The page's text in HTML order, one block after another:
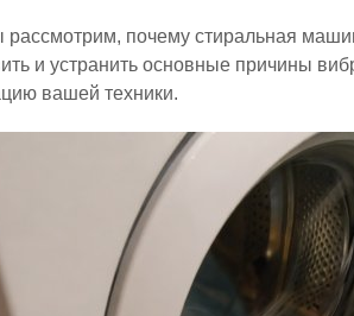
рассмотрим, почему стиральная
и устранить основные причины
вашей техники.